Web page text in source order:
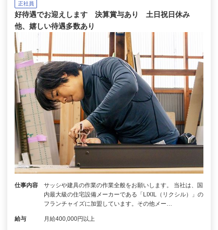
正社員
好待遇でお迎えします 決算賞与あり 土日祝日休み
他、嬉しい待遇多数あり
仕事内容
サッシや建具の作業の作業全般をお願いします。 当社は、国
内最大級の住宅設備メーカーである「LIXIL（リクシル）」の
フランチャイズに加盟しています。その他メー…
給与 月給400,000円以上